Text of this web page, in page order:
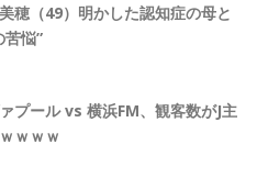
穂（49）明かした認知症の母と
苦悩”
プール vs 横浜FM、観客数がJ主
ｗｗｗ